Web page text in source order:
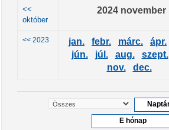
<<
október
2024 november
<< 2023 jan. febr. márc. ápr.
jún.
júl. aug. szept.
nov.
dec.